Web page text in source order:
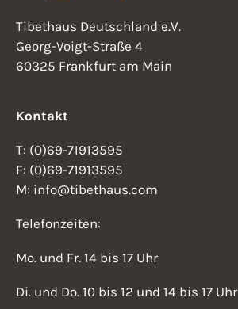
Tibethaus Deutschland e.V.
Georg-Voigt-Straße 4
60325 Frankfurt am Main
Kontakt
T: (0)69-71913595
F: (0)69-71913595
M: info@tibethaus.com
Telefonzeiten:
Mo. und Fr. 14 bis 17 Uhr
Di. und Do. 10 bis 12 und 14 bis 17 Uhr